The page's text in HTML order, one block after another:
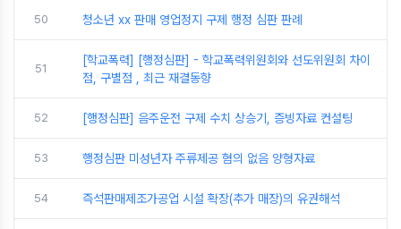
50 청소년 xx 판매 영업정지 구제 행정 심판 판례
51
[학교폭력] [행정심판] - 학교폭력위원회와 선도위원회 차이
점, 구별점 , 최근 재결동향
52 [행정심판] 음주운전 구제 수치 상승기, 증빙자료 컨설팅
53 행정심판 미성년자 주류제공 혐의 없음 양형자료
54 즉석판매제조가공업 시설 확장(추가 매장)의 유권해석